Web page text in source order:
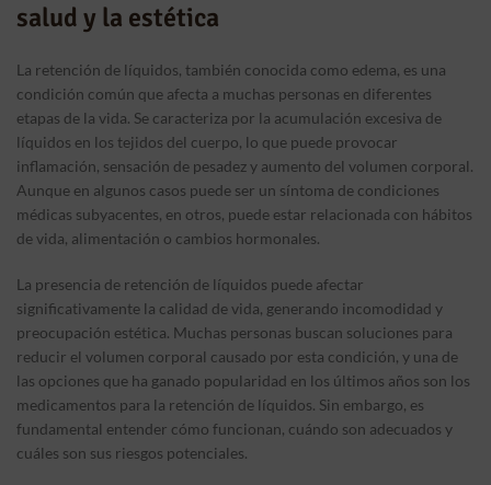
salud y la estética
La retención de líquidos, también conocida como edema, es una
condición común que afecta a muchas personas en diferentes
etapas de la vida. Se caracteriza por la acumulación excesiva de
líquidos en los tejidos del cuerpo, lo que puede provocar
inflamación, sensación de pesadez y aumento del volumen corporal.
Aunque en algunos casos puede ser un síntoma de condiciones
médicas subyacentes, en otros, puede estar relacionada con hábitos
de vida, alimentación o cambios hormonales.
La presencia de retención de líquidos puede afectar
significativamente la calidad de vida, generando incomodidad y
preocupación estética. Muchas personas buscan soluciones para
reducir el volumen corporal causado por esta condición, y una de
las opciones que ha ganado popularidad en los últimos años son los
medicamentos para la retención de líquidos. Sin embargo, es
fundamental entender cómo funcionan, cuándo son adecuados y
cuáles son sus riesgos potenciales.